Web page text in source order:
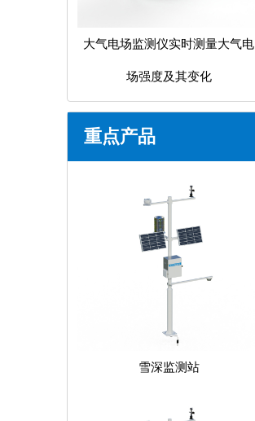
大气电场监测仪实时测量大气电
场强度及其变化
重点产品
雪深监测站